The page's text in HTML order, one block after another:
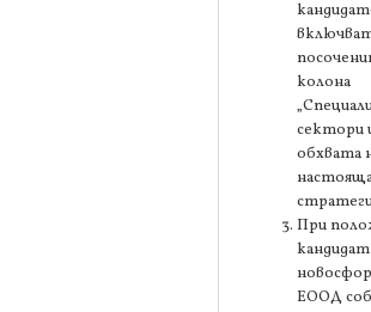
колона
сектори
обхвата
При
ЕООД